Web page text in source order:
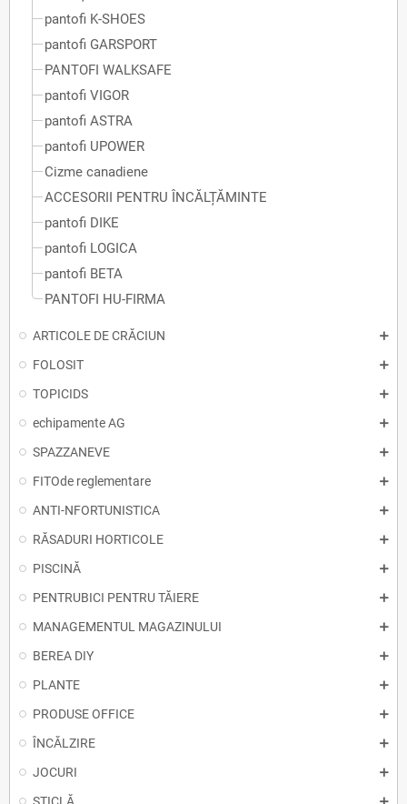
pantofi K-SHOES
pantofi GARSPORT
PANTOFI WALKSAFE
pantofi VIGOR
pantofi ASTRA
pantofi UPOWER
Cizme canadiene
ACCESORII PENTRU ÎNCĂLȚĂMINTE
pantofi DIKE
pantofi LOGICA
pantofi BETA
PANTOFI HU-FIRMA
ARTICOLE DE CRĂCIUN
FOLOSIT
TOPICIDS
echipamente AG
SPAZZANEVE
FITOde reglementare
ANTI-NFORTUNISTICA
RĂSADURI HORTICOLE
PISCINĂ
PENTRUBICI PENTRU TĂIERE
MANAGEMENTUL MAGAZINULUI
BEREA DIY
PLANTE
PRODUSE OFFICE
ÎNCĂLZIRE
JOCURI